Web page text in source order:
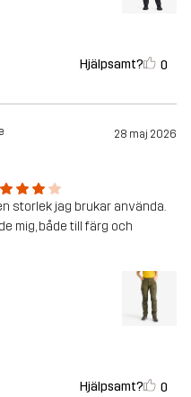
Hjälpsamt? 0
28 maj 2026
storlek jag brukar använda.
mig, både till färg och
Hjälpsamt? 0